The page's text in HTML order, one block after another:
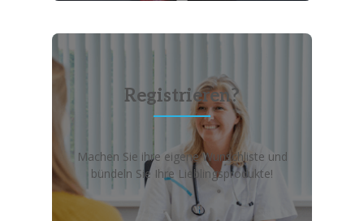
Registrieren?
Machen Sie ihre eigene Wunschliste und
bündeln Sie Ihre Lieblingsprodukte!